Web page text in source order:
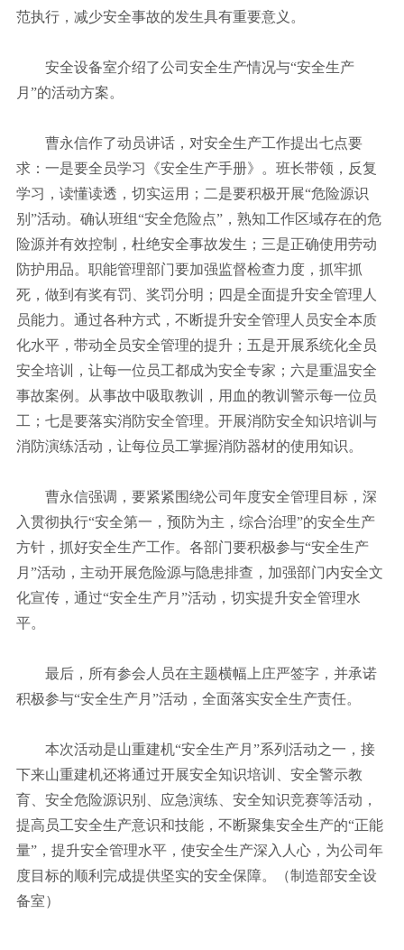
范执行，减少安全事故的发生具有重要意义。
安全设备室介绍了公司安全生产情况与“安全生产
月”的活动方案。
曹永信作了动员讲话，对安全生产工作提出七点要
求：一是要全员学习《安全生产手册》。班长带领，反复
学习，读懂读透，切实运用；二是要积极开展“危险源识
别”活动。确认班组“安全危险点”，熟知工作区域存在的危
险源并有效控制，杜绝安全事故发生；三是正确使用劳动
防护用品。职能管理部门要加强监督检查力度，抓牢抓
死，做到有奖有罚、奖罚分明；四是全面提升安全管理人
员能力。通过各种方式，不断提升安全管理人员安全本质
化水平，带动全员安全管理的提升；五是开展系统化全员
安全培训，让每一位员工都成为安全专家；六是重温安全
事故案例。从事故中吸取教训，用血的教训警示每一位员
工；七是要落实消防安全管理。开展消防安全知识培训与
消防演练活动，让每位员工掌握消防器材的使用知识。
曹永信强调，要紧紧围绕公司年度安全管理目标，深
入贯彻执行“安全第一，预防为主，综合治理”的安全生产
方针，抓好安全生产工作。各部门要积极参与“安全生产
月”活动，主动开展危险源与隐患排查，加强部门内安全文
化宣传，通过“安全生产月”活动，切实提升安全管理水
平。
最后，所有参会人员在主题横幅上庄严签字，并承诺
积极参与“安全生产月”活动，全面落实安全生产责任。
本次活动是山重建机“安全生产月”系列活动之一，接
下来山重建机还将通过开展安全知识培训、安全警示教
育、安全危险源识别、应急演练、安全知识竞赛等活动，
提高员工安全生产意识和技能，不断聚集安全生产的“正能
量”，提升安全管理水平，使安全生产深入人心，为公司年
度目标的顺利完成提供坚实的安全保障。（制造部安全设
备室）